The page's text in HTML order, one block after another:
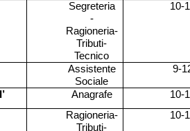
Segreteria
-
Ragioneria-
Tributi-
Tecnico
10-
Assistente
Sociale
9-
Anagrafe
10-
Ragioneria-
Tributi-
10-